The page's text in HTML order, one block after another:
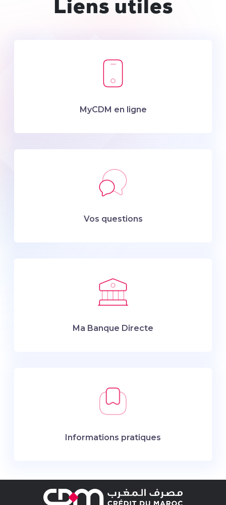
Liens utiles
MyCDM en ligne
Vos questions
Ma Banque Directe
Informations pratiques